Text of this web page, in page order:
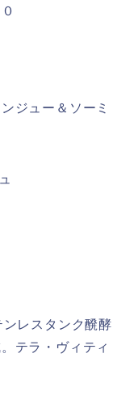
ジュー＆ソーミ
ンレスタンク醗酵
テラ・ヴィティ